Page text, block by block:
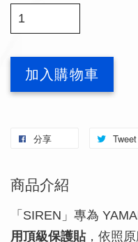
加入購物車
分享 Tweet
商品介紹
「SIREN」專為
用頂級保護貼，依照